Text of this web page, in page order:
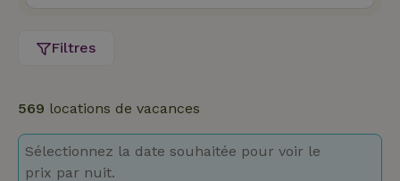
Filtres
569 locations de vacances
Sélectionnez la date souhaitée pour voir le
prix par nuit.